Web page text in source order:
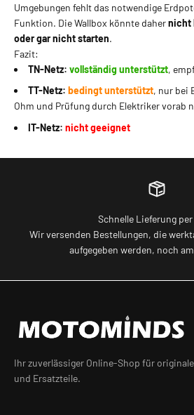
Umgebungen fehlt das notwendige
Funktion. Die Wallbox könnte dahernicht
oder gar nicht starten.
Fazit:
TN-Netz: vollständig unterstützt,
TT-Netz: bedingt unterstützt, nur bei
Ohm und Prüfung durch Elektriker vorab
IT-Netz: nicht geeignet
Schnelle Lieferung per
Wir versenden Bestellungen, die
aufgegeben werden, noch
Ihr zuverlässiger Online-Shop für
und Ersatzteile.